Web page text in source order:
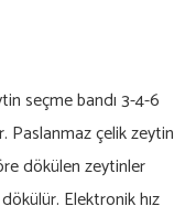
seçme bandı 3-4-6
Paslanmaz çelik zeytin
dökülen zeytinler
Elektronik hız